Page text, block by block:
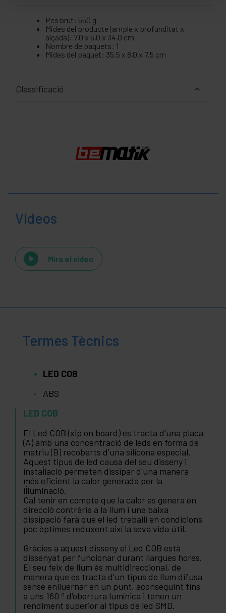
Pes brut: 550 g
Mides del producte (ample x profunditat x
alçada): 7.0 x 5.0 x 34.0 cm
Nombre de paquets: 1
Mides del paquet: 35.5 x 8.0 x 7.5 cm
Classificació
Vídeos
Mira el vídeo
Termes Tècnics
LED COB
ABS
LED COB
El Led COB (xip on board) es tracta d'una placa
(A) amb una concentració de leds en forma de
matriu (B) recoberts d'una silicona especial.
Aquest tipus de led causa del seu disseny i
instal·lació permeten dissipar d'una manera
més eficient la calor generada per la
il·luminació.
Cal tenir en compte que la calor es genera en
direcció contrària a la llum i una baixa
dissipació farà que el led treballi en condicions
poc òptimes reduxent així la seva vida útil.
Gràcies a aquest disseny el Led COB està
dissenyat per funcionar durant llargues hores.
El seu feix de llum és multidireccional, de
manera que es tracta d'un tipus de llum difusa
sense enlluernar en un punt, aconseguint fins
a uns 160 º d'obertura lumínica i tenen un
rendiment superior al tipus de led SMD.